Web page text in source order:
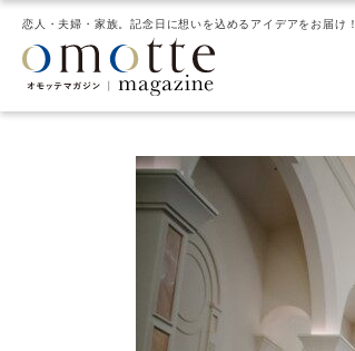
恋人・夫婦・家族。記念日に想いを込めるアイデアをお届け！